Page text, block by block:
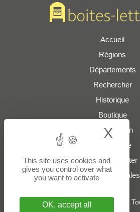
Accueil
Régions
Départements
Rechercher
Historique
Boutique
Présentation
Plan du site
Nous contacter
Mentions légales
© 2022 - 2026boites-lettres.fr .
This site uses cookies and
gives you control over what
you want to activate
OK, accept all
X